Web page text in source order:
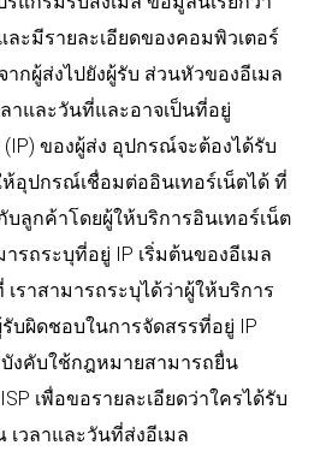
ะมีรายละเอียดของคอมพิวเตอร์
ากผู้ส่งไปยังผู้รับ ส่วนหัวของอีเมล
าและวันที่และอาจเป็นที่อยู่
ของผู้ส่ง อุปกรณ์จะต้องได้รับ
ห้อุปกรณ์เชื่อมต่ออินเทอร์เน็ตได้ ที่
บลูกค้าโดยผู้ให้บริการอินเทอร์เน็ต
ารถระบุที่อยู่ IP เริ่มต้นของอีเมล
ราสามารถระบุได้ว่าผู้ให้บริการ
รับผิดชอบในการจัดสรรที่อยู่ IP
บังคับใช้กฎหมายสามารถยื่น
เพื่อขอรายละเอียดว่าใครได้รับ
วลาและวันที่ส่งอีเมล